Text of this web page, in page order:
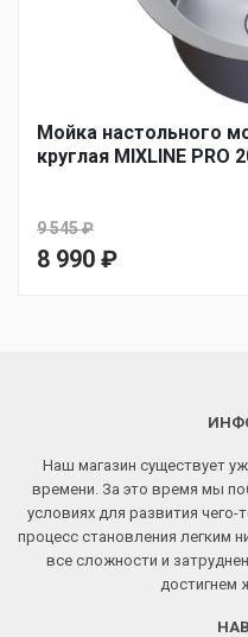
Мойка настольного
круглая MIXLINE
9 545₽
Первоначальная
8 990 ₽
Наш магазин существует
времени. За это время мы
условиях для развития чего-
процесс становления легким
все сложности и
достигнем